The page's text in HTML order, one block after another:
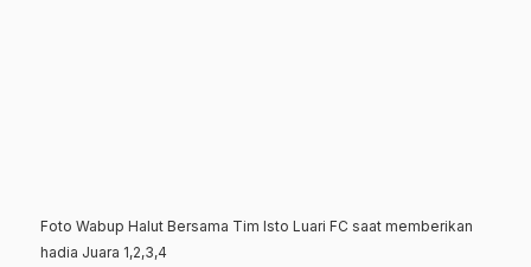
Foto Wabup Halut Bersama Tim Isto Luari FC saat memberikan
hadia Juara 1,2,3,4